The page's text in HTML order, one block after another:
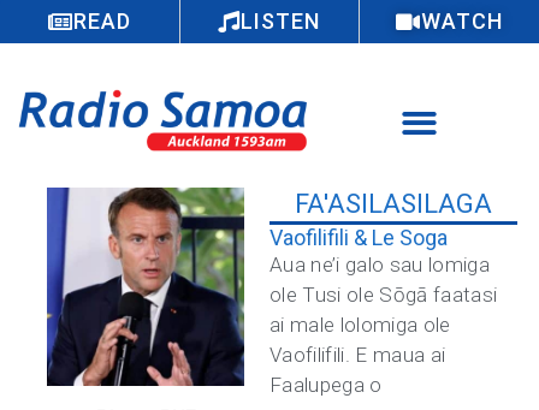
READ LISTEN WATCH
FA'ASILASILAGA
Vaofilifili & Le Soga
Aua ne’i galo sau lomiga
ole Tusi ole Sōgā faatasi
ai male lolomiga ole
Vaofilifili. E maua ai
Faalupega o